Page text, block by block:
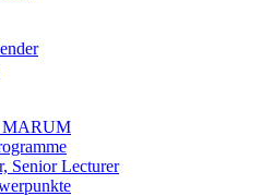
MARUM
Senior Lecturer